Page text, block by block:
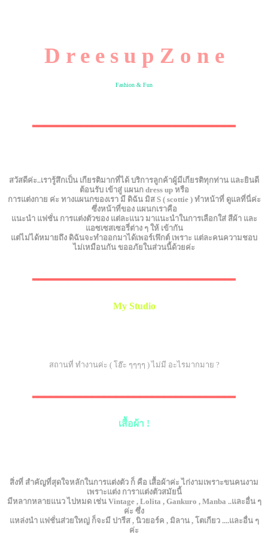
D r e e s u p Z o n e
Fashion & Fun
▂▂▂▂▂▂▂▂▂▂▂▂▂▂▂▂▂▂▂▂▂▂▂▂▂▂▂▂▂▂▂▂▂▂
สวัสดีค่ะ..เรารู้สึกเป็น เกียรติมากที่ได้ บริการลูกค้าผู้มีเกียรติทุกท่าน และยินดี
ต้อนรับ เข้าสู่ แผนก dress up หรือ
การแต่งกาย ค่ะ ทางแผนกของเรา มี ดิฉัน มิส S ( scottie ) ทำหน้าที่ ดูแลที่นี่ค่ะ
ซึ่งหน้าที่ของ แผนกเราคือ
แนะนำ แฟชั่น การแต่งตัวของ แต่ละแนว มาแนะนำในการเลือกใส่ สีผ้า และ
แอซเซสเซอรี่ต่าง ๆ ให้ เข้ากัน
แต่ไม่ได้หมายถึง ดิฉันจะทำออกมาได้เพอร์เฟ๊กต์ เพราะ แต่ละคนความชอบ
ไม่เหมือนกัน ขออภัยในส่วนนี้ด้วยค่ะ
▂▂▂▂▂▂▂▂▂▂▂▂▂▂▂▂▂▂▂▂▂▂▂▂▂▂▂▂▂▂▂▂▂▂
My Studio
สถานที่ ทำงานค่ะ ( โฮ๊ะ ๆๆๆๆ ) ไม่มี อะไรมากมาย ?
▂▂▂▂▂▂▂▂▂▂▂▂▂▂▂▂▂▂▂▂▂▂▂▂▂▂▂▂▂▂▂▂▂▂
เสื้อผ้า !
สิ่งที่ สำคัญที่สุดใจหลักในการแต่งตัว ก็ คือ เสื้อผ้าค่ะ ไก่งามเพราะขนคนงาม
เพราะแต่ง การาแต่งตัวสมัยนี้
มีหลากหลายแนว ไปหมด เช่น Vintage , Lolita , Gankuro , Manba ..และอื่น ๆ
ค่ะ ซึ่ง
แหล่งนำ แฟชั่นส่วยใหญ่ ก็จะมี ปารีส , นิวยอร์ค , มิลาน , โตเกียว ....และอื่น ๆ
ค่ะ